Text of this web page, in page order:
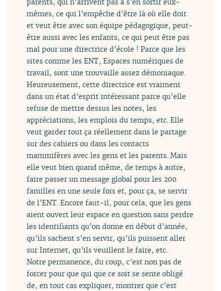
mêmes, ce qui l’empêche d’être là où elle doit
et veut être avec son équipe pédagogique, peut-
être aussi avec les enfants, ce qui peut être pas
mal pour une directrice d’école ! Parce que les
sites comme les ENT, Espaces numériques de
travail, sont une trouvaille assez démoniaque.
Heureusement, cette directrice est vraiment
dans un état d’esprit intéressant parce qu’elle
refuse de mettre dessus les notes, les
appréciations, les emplois du temps, etc. Elle
veut garder tout ça réellement dans le partage
sur des cahiers ou dans les contacts
mammifères avec les gens et les parents. Mais
elle veut bien quand même, de temps à autre,
faire passer un message global pour les 200
familles en une seule fois et, pour ça, se servir
de l’ENT. Encore faut-il, pour cela, que les gens
aient ouvert leur espace en question sans perdre
les identifiants qu’on donne en début d’année,
qu’ils sachent s’en servir, qu’ils puissent aller
sur Internet, qu’ils veuillent le faire, etc.
Notre permanence, du coup, c’est non pas de
forcer pour que qui que ce soit se sente obligé
de, en tout cas expliquer, montrer que c’est